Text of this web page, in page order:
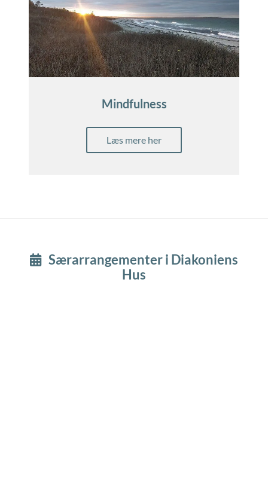
Mindfulness
Læs mere her
Særarrangementer i Diakoniens
Hus